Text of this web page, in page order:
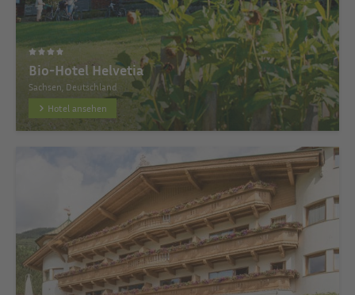
Bio-Hotel Helvetia
Sachsen, Deutschland
Hotel ansehen